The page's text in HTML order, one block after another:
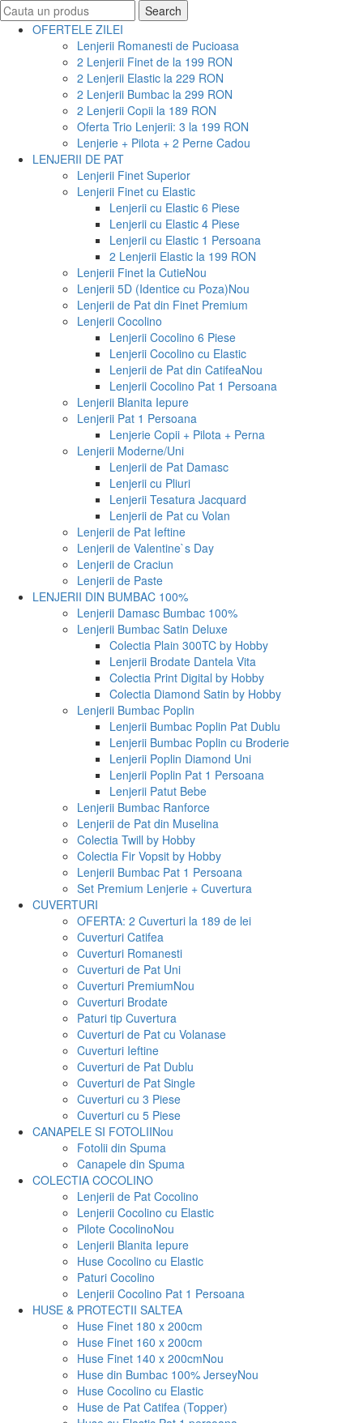
Search
for:
Search
OFERTELE ZILEI
Lenjerii Romanesti de Pucioasa
2 Lenjerii Finet de la 199 RON
2 Lenjerii Elastic la 229 RON
2 Lenjerii Bumbac la 299 RON
2 Lenjerii Copii la 189 RON
Oferta Trio Lenjerii: 3 la 199 RON
Lenjerie + Pilota + 2 Perne Cadou
LENJERII DE PAT
Lenjerii Finet Superior
Lenjerii Finet cu Elastic
Lenjerii cu Elastic 6 Piese
Lenjerii cu Elastic 4 Piese
Lenjerii cu Elastic 1 Persoana
2 Lenjerii Elastic la 199 RON
Lenjerii Finet la CutieNou
Lenjerii 5D (Identice cu Poza)Nou
Lenjerii de Pat din Finet Premium
Lenjerii Cocolino
Lenjerii Cocolino 6 Piese
Lenjerii Cocolino cu Elastic
Lenjerii de Pat din CatifeaNou
Lenjerii Cocolino Pat 1 Persoana
Lenjerii Blanita Iepure
Lenjerii Pat 1 Persoana
Lenjerie Copii + Pilota + Perna
Lenjerii Moderne/Uni
Lenjerii de Pat Damasc
Lenjerii cu Pliuri
Lenjerii Tesatura Jacquard
Lenjerii de Pat cu Volan
Lenjerii de Pat Ieftine
Lenjerii de Valentine`s Day
Lenjerii de Craciun
Lenjerii de Paste
LENJERII DIN BUMBAC 100%
Lenjerii Damasc Bumbac 100%
Lenjerii Bumbac Satin Deluxe
Colectia Plain 300TC by Hobby
Lenjerii Brodate Dantela Vita
Colectia Print Digital by Hobby
Colectia Diamond Satin by Hobby
Lenjerii Bumbac Poplin
Lenjerii Bumbac Poplin Pat Dublu
Lenjerii Bumbac Poplin cu Broderie
Lenjerii Poplin Diamond Uni
Lenjerii Poplin Pat 1 Persoana
Lenjerii Patut Bebe
Lenjerii Bumbac Ranforce
Lenjerii de Pat din Muselina
Colectia Twill by Hobby
Colectia Fir Vopsit by Hobby
Lenjerii Bumbac Pat 1 Persoana
Set Premium Lenjerie + Cuvertura
CUVERTURI
OFERTA: 2 Cuverturi la 189 de lei
Cuverturi Catifea
Cuverturi Romanesti
Cuverturi de Pat Uni
Cuverturi PremiumNou
Cuverturi Brodate
Paturi tip Cuvertura
Cuverturi de Pat cu Volanase
Cuverturi Ieftine
Cuverturi de Pat Dublu
Cuverturi de Pat Single
Cuverturi cu 3 Piese
Cuverturi cu 5 Piese
CANAPELE SI FOTOLIINou
Fotolii din Spuma
Canapele din Spuma
COLECTIA COCOLINO
Lenjerii de Pat Cocolino
Lenjerii Cocolino cu Elastic
Pilote CocolinoNou
Lenjerii Blanita Iepure
Huse Cocolino cu Elastic
Paturi Cocolino
Lenjerii Cocolino Pat 1 Persoana
HUSE & PROTECTII SALTEA
Huse Finet 180 x 200cm
Huse Finet 160 x 200cm
Huse Finet 140 x 200cmNou
Huse din Bumbac 100% JerseyNou
Huse Cocolino cu Elastic
Huse de Pat Catifea (Topper)